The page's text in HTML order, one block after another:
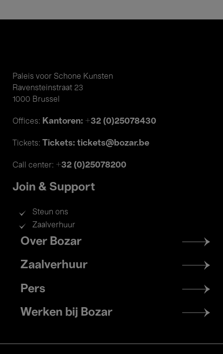
Paleis voor Schone Kunsten
Ravensteinstraat 23
1000 Brussel
Offices: Kantoren: +32 (0)25078430
Tickets: Tickets: tickets@bozar.be
Call center: +32 (0)25078200
Join & Support
Steun ons
Zaalverhuur
Footer
menu
Over Bozar
Zaalverhuur
Pers
Werken bij Bozar